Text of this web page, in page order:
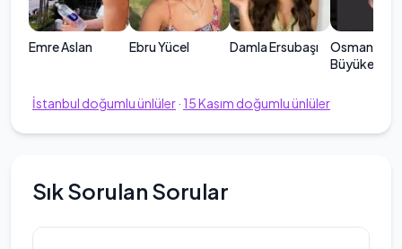
Emre Aslan Ebru Yücel Damla Ersubaşı
Osman
Büyükercan
İstanbul doğumlu ünlüler· 15Kasım doğumlu ünlüler
Sık Sorulan Sorular